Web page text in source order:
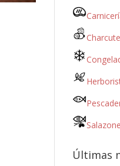
Últimas